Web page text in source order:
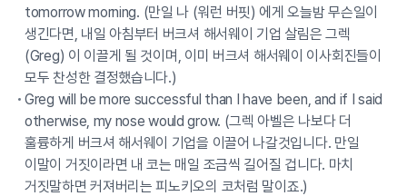
tomorrow morning. (만일 나 (워런 버핏) 에게 오늘밤 무슨일이
생긴다면, 내일 아침부터 버크셔 해서웨이 기업 살림은 그렉
(Greg) 이 이끌게 될 것이며, 이미 버크셔 해서웨이 이사회진들이
모두 찬성한 결정했습니다.)
Greg will be more successful than I have been, and if I said
otherwise, my nose would grow. (그렉 아벨은 나보다 더
훌륭하게 버크셔 해서웨이 기업을 이끌어 나갈것입니다. 만일
이말이 거짓이라면 내 코는 매일 조금씩 길어질 겁니다. 마치
거짓말하면 커져버리는 피노키오의 코처럼 말이죠.)